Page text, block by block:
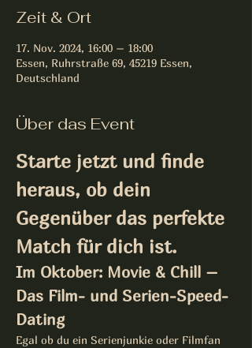
Zeit & Ort
17. Nov. 2024, 16:00 – 18:00
Essen, Ruhrstraße 69, 45219 Essen,
Deutschland
Über das Event
Starte jetzt und finde
heraus, ob dein
Gegenüber das perfekte
Match für dich ist.
Im Oktober: Movie & Chill –
Das Film- und Serien-Speed-
Dating
Egal ob du ein Serienjunkie oder Filmfan